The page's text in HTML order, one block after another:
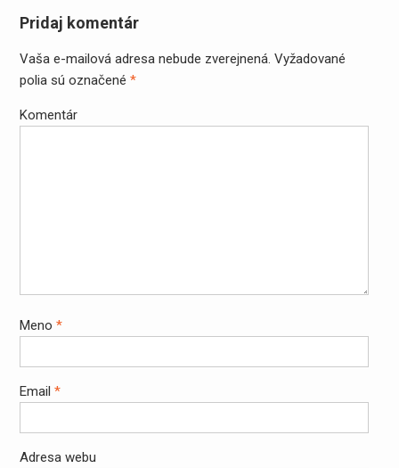
Pridaj komentár
Vaša e-mailová adresa nebude zverejnená. Vyžadované
polia sú označené *
Komentár
Meno *
Email *
Adresa webu